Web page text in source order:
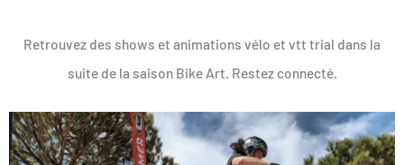
Retrouvez des shows et animations vélo et vtt trial dans la
suite de la saison Bike Art. Restez connecté.